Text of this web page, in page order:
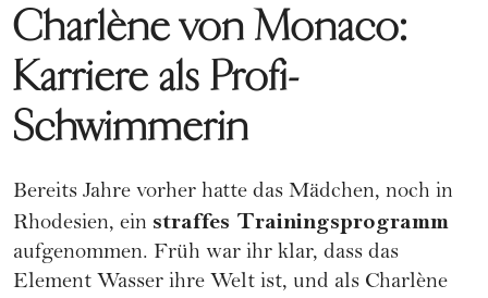
Charlène von Monaco:
Karriere als Profi-
Schwimmerin
Bereits Jahre vorher hatte das Mädchen, noch in
Rhodesien, ein straffes Trainingsprogramm
aufgenommen. Früh war ihr klar, dass das
Element Wasser ihre Welt ist, und als Charlène